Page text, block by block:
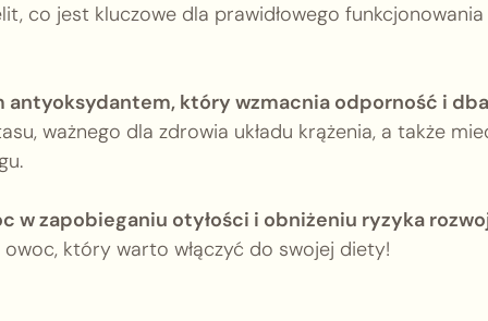
co jest kluczowe dla prawidłowego funkcjonowania
antyoksydantem, który wzmacnia odporność i
ważnego dla zdrowia układu krążenia, a także
w zapobieganiu otyłości i obniżeniu ryzyka
który warto włączyć do swojej diety!